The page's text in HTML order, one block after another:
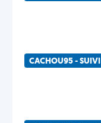
CACHOU95 - SUIVI